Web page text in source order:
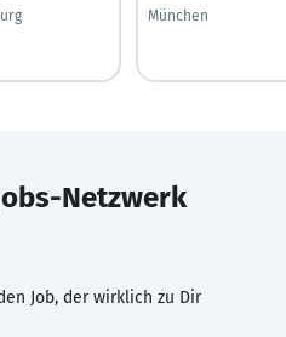
München
Netzwerk
Job, der wirklich zu Dir